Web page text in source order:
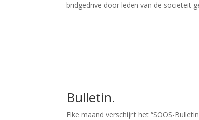
bridgedrive door leden van de sociëteit
Bulletin.
Elke maand verschijnt het “SOOS-